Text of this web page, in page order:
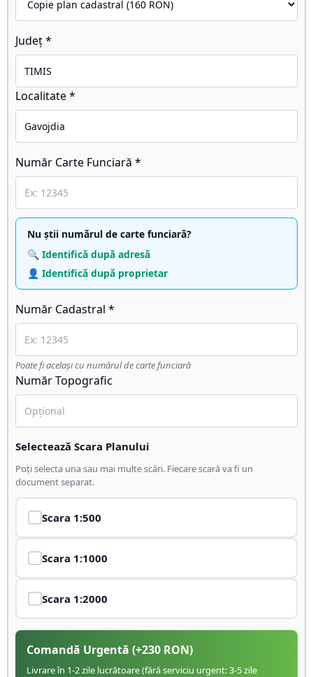
Județ *
Localitate *
Număr Carte Funciară *
Nu știi numărul de carte funciară?
🔍 Identifică după adresă
👤 Identifică după proprietar
Număr Cadastral *
Poate fi același cu numărul de carte funciară
Număr Topografic
Selectează Scara Planului
Poți selecta una sau mai multe scări. Fiecare scară va fi un
document separat.
Scara 1:500
Scara 1:1000
Scara 1:2000
Comandă Urgentă (+230 RON)
Livrare în 1-2 zile lucrătoare (fără serviciu urgent: 3-5 zile